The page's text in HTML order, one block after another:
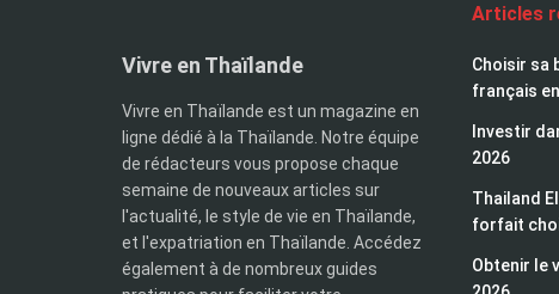
Vivre en Thaïlande
Vivre en Thaïlande est un magazine en
ligne dédié à la Thaïlande. Notre équipe
de rédacteurs vous propose chaque
semaine de nouveaux articles sur
l'actualité, le style de vie en Thaïlande,
et l'expatriation en Thaïlande. Accédez
également à de nombreux guides
Articles
Choisir sa
français
Investir
2026
Thailand
forfait
Obtenir le